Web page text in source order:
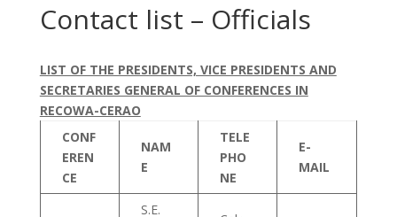
Contact list – Officials
LIST OF THE PRESIDENTS, VICE PRESIDENTS AND
SECRETARIES GENERAL OF CONFERENCES IN
RECOWA-CERAO
CONF
EREN
CE
NAM
E
TELE
PHO
NE
E-
MAIL
S.E.